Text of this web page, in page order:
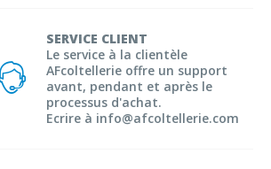
SERVICE CLIENT
Le service à la clientèle
AFcoltellerie offre un support
avant, pendant et après le
processus d'achat.
Ecrire à info@afcoltellerie.com